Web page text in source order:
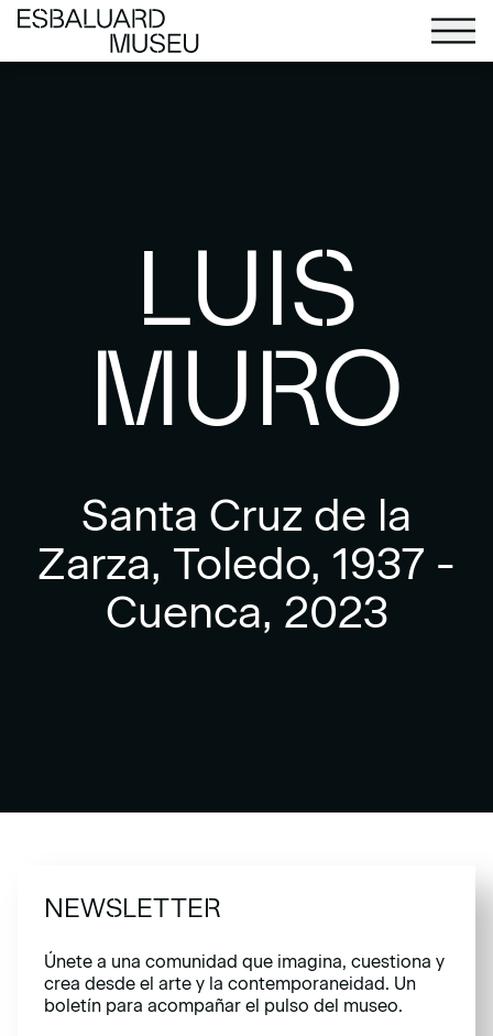
LUIS
MURO
Santa Cruz de la
Zarza, Toledo, 1937 -
Cuenca, 2023
NEWSLETTER
Únete a una comunidad que imagina, cuestiona y
crea desde el arte y la contemporaneidad. Un
boletín para acompañar el pulso del museo.